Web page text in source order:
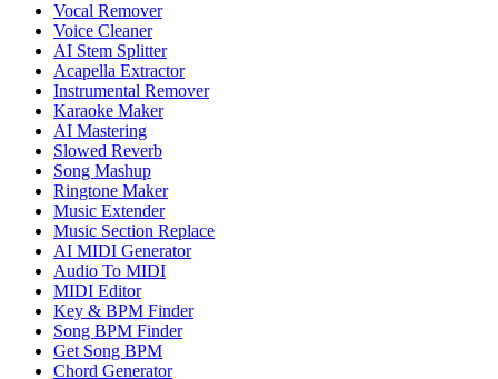
Vocal Remover
Voice Cleaner
AI Stem Splitter
Acapella Extractor
Instrumental Remover
Karaoke Maker
AI Mastering
Slowed Reverb
Song Mashup
Ringtone Maker
Music Extender
Music Section Replace
AI MIDI Generator
Audio To MIDI
MIDI Editor
Key & BPM Finder
Song BPM Finder
Get Song BPM
Chord Generator